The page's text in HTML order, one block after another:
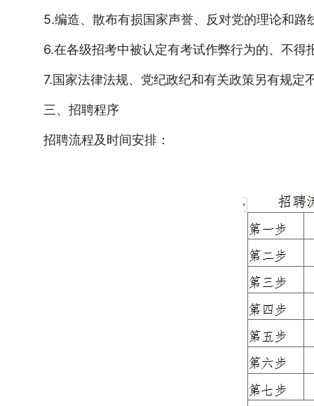
5.编造、散布有损国家声誉、反对党的理论和路
6.在各级招考中被认定有考试作弊行为的、不得
7.国家法律法规、党纪政纪和有关政策另有规定
三、招聘程序
招聘流程及时间安排：